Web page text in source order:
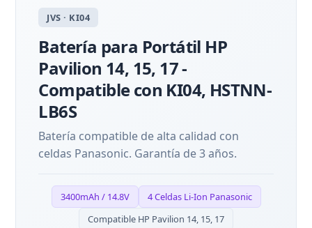
JVS · KI04
Batería para Portátil HP
Pavilion 14, 15, 17 -
Compatible con KI04, HSTNN-
LB6S
Batería compatible de alta calidad con
celdas Panasonic. Garantía de 3 años.
3400mAh / 14.8V
4 Celdas Li-Ion Panasonic
Compatible HP Pavilion 14, 15, 17